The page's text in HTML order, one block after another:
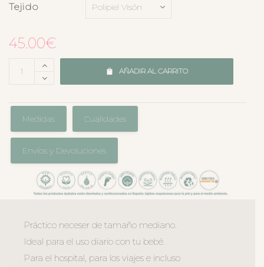
Tejido
45.00€
AÑADIR AL CARRITO
Medidas Cualidades
Envíos y Devoluciones
Práctico neceser de tamaño mediano.
Ideal para el uso diario con tu bebé.
Para el hospital, para los viajes e incluso